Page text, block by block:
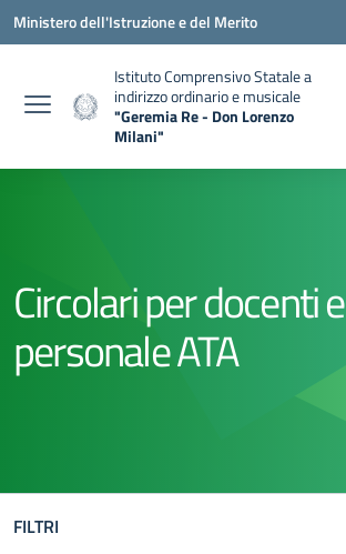
Vai ai contenuti
Vai al menu di navigazione
Vai al footer
Ministero dell'Istruzione e del Merito
Istituto Comprensivo Statale a
indirizzo ordinario e musicale
"Geremia Re - Don Lorenzo
Milani"
Circolari per docenti e
personale ATA
FILTRI